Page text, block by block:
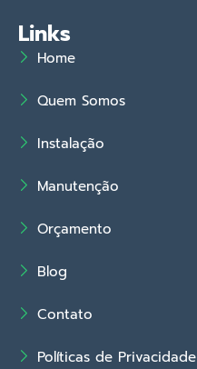
Links
Home
Quem Somos
Instalação
Manutenção
Orçamento
Blog
Contato
Políticas de Privacidade